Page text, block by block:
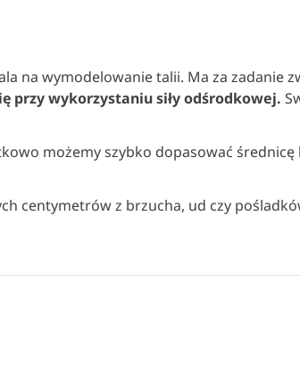
na wymodelowanie talii. Ma za zadanie
przy wykorzystaniu siły odśrodkowej.
możemy szybko dopasować średnicę
centymetrów z brzucha, ud czy